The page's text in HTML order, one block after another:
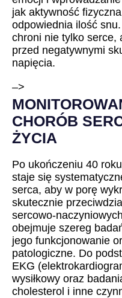
jak aktywność
odpowiednia ilość
chroni nie tylko serce,
przed negatywnymi
napięcia.
–>
CHORÓB
ŻYCIA
Po ukończeniu 40
staje się
serca, aby w porę
skutecznie
sercowo-
obejmuje szereg
jego funkcjonowanie
patologiczne. Do
EKG
wysiłkowy oraz
cholesterol i inne